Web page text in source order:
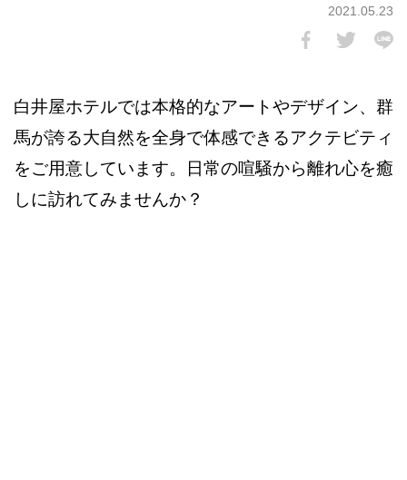
2021.05.23
白井屋ホテルでは本格的なアートやデザイン、群
馬が誇る大自然を全身で体感できるアクテビティ
をご用意しています。日常の喧騒から離れ心を癒
しに訪れてみませんか？